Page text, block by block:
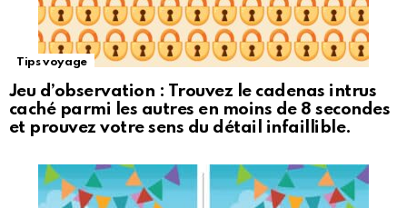
Tips voyage
Jeu d’observation : Trouvez le cadenas intrus
caché parmi les autres en moins de 8 secondes
et prouvez votre sens du détail infaillible.